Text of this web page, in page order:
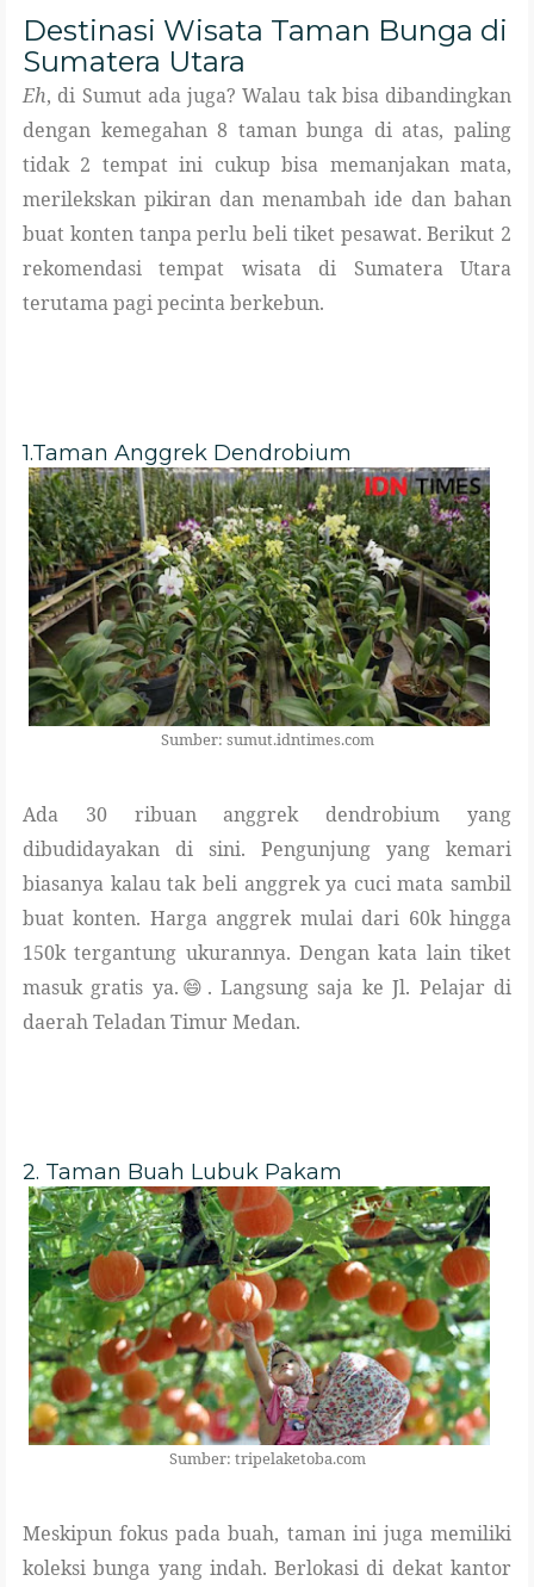
Destinasi Wisata Taman Bunga di
Sumatera Utara
Eh, di Sumut ada juga? Walau tak bisa dibandingkan
dengan kemegahan 8 taman bunga di atas, paling
tidak 2 tempat ini cukup bisa memanjakan mata,
merilekskan pikiran dan menambah ide dan bahan
buat konten tanpa perlu beli tiket pesawat. Berikut 2
rekomendasi tempat wisata di Sumatera Utara
terutama pagi pecinta berkebun.
1.Taman Anggrek Dendrobium
Sumber: sumut.idntimes.com
Ada 30 ribuan anggrek dendrobium yang
dibudidayakan di sini. Pengunjung yang kemari
biasanya kalau tak beli anggrek ya cuci mata sambil
buat konten. Harga anggrek mulai dari 60k hingga
150k tergantung ukurannya. Dengan kata lain tiket
masuk gratis ya.😄. Langsung saja ke Jl. Pelajar di
daerah Teladan Timur Medan.
2. Taman Buah Lubuk Pakam
Sumber: tripelaketoba.com
Meskipun fokus pada buah, taman ini juga memiliki
koleksi bunga yang indah. Berlokasi di dekat kantor